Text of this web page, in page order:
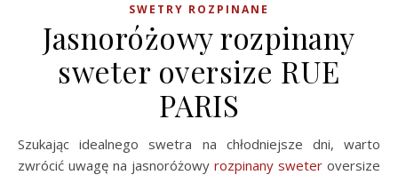
SWETRY ROZPINANE
Jasnoróżowy rozpinany
sweter oversize RUE
PARIS
Szukając idealnego swetra na chłodniejsze dni, warto
zwrócić uwagę na jasnoróżowy rozpinany sweter oversize